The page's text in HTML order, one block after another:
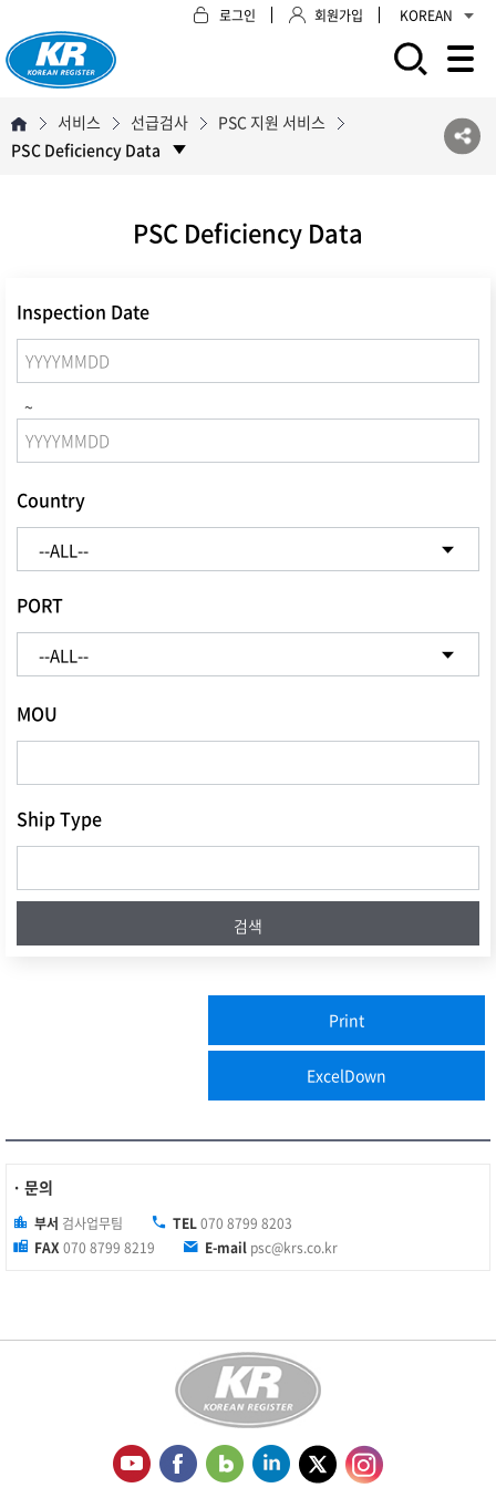
로그인 회원가입 KOREAN
서비스 선급검사
PSC 지원 서비스
PSC Deficiency Data
PSC Deficiency Data
Inspection Date
~
Country
PORT
MOU
Ship Type
· 문의
부서 검사업무팀 TEL070 8799 8203
FAX070 8799 8219 E-mail psc@krs.co.kr